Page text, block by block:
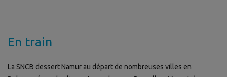
En train
La SNCB dessert Namur au départ de nombreuses villes en